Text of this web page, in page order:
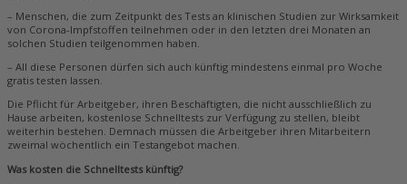
– Menschen, die zum Zeitpunkt des Tests an klinischen Studien zur Wirksamkeit
von Corona-Impfstoffen teilnehmen oder in den letzten drei Monaten an
solchen Studien teilgenommen haben.
– All diese Personen dürfen sich auch künftig mindestens einmal pro Woche
gratis testen lassen.
Die Pflicht für Arbeitgeber, ihren Beschäftigten, die nicht ausschließlich zu
Hause arbeiten, kostenlose Schnelltests zur Verfügung zu stellen, bleibt
weiterhin bestehen. Demnach müssen die Arbeitgeber ihren Mitarbeitern
zweimal wöchentlich ein Testangebot machen.
Was kosten die Schnelltests künftig?